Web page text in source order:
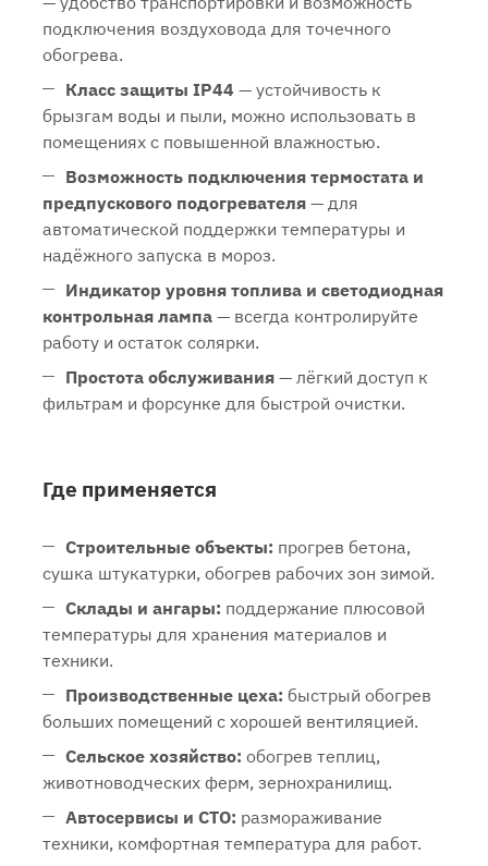
подключения воздуховода для точечного
обогрева.
Класс защиты IP44 — устойчивость к
брызгам воды и пыли, можно использовать в
помещениях с повышенной влажностью.
Возможность подключения термостата и
предпускового подогревателя — для
автоматической поддержки температуры и
надёжного запуска в мороз.
Индикатор уровня топлива и светодиодная
контрольная лампа — всегда контролируйте
работу и остаток солярки.
Простота обслуживания — лёгкий доступ к
фильтрам и форсунке для быстрой очистки.
Где применяется
Строительные объекты: прогрев бетона,
сушка штукатурки, обогрев рабочих зон зимой.
Склады и ангары: поддержание плюсовой
температуры для хранения материалов и
техники.
Производственные цеха: быстрый обогрев
больших помещений с хорошей вентиляцией.
Сельское хозяйство: обогрев теплиц,
животноводческих ферм, зернохранилищ.
Автосервисы и СТО: размораживание
техники, комфортная температура для работ.